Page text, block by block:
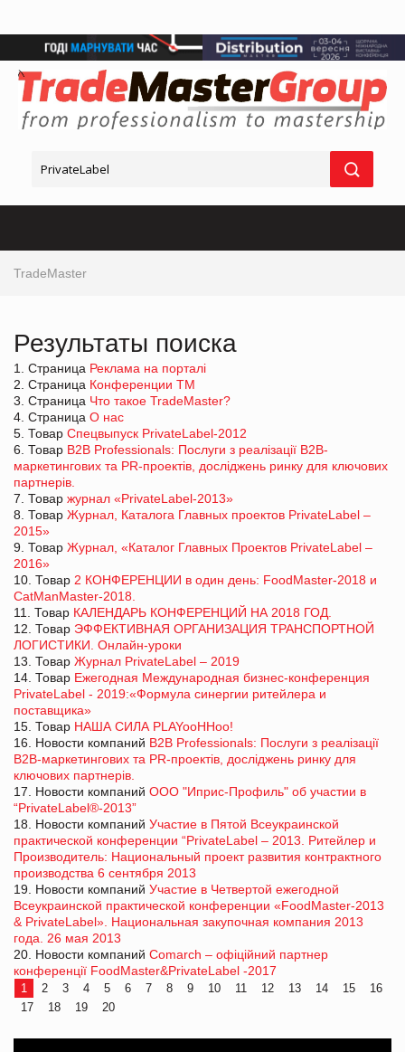
TradeMaster
Результаты поиска
1. Страница Реклама на порталі
2. Страница Конференции ТМ
3. Страница Что такое TradeMaster?
4. Страница О нас
5. Товар Спецвыпуск PrivateLabel-2012
6. Товар B2B Professionals: Послуги з реалізації В2В-
маркетингових та PR-проектів, досліджень ринку для ключових
партнерів.
7. Товар журнал «PrivateLabel-2013»
8. Товар Журнал, Каталога Главных проектов PrivateLabel –
2015»
9. Товар Журнал, «Каталог Главных Проектов PrivateLabel –
2016»
10. Товар 2 КОНФЕРЕНЦИИ в один день: FoodMaster-2018 и
CatManMaster-2018.
11. Товар КАЛЕНДАРЬ КОНФЕРЕНЦИЙ НА 2018 ГОД.
12. Товар ЭФФЕКТИВНАЯ ОРГАНИЗАЦИЯ ТРАНСПОРТНОЙ
ЛОГИСТИКИ. Онлайн-уроки
13. Товар Журнал PrivateLabel – 2019
14. Товар Ежегодная Международная бизнес-конференция
PrivateLabel - 2019:«Формула синергии ритейлера и
поставщика»
15. Товар НАША СИЛА PLAYooHHoo!
16. Новости компаний B2B Professionals: Послуги з реалізації
В2В-маркетингових та PR-проектів, досліджень ринку для
ключових партнерів.
17. Новости компаний ООО "Иприс-Профиль" об участии в
“PrivateLabel®-2013”
18. Новости компаний Участие в Пятой Всеукраинской
практической конференции “PrivateLabel – 2013. Ритейлер и
Производитель: Национальный проект развития контрактного
производства 6 сентября 2013
19. Новости компаний Участие в Четвертой ежегодной
Всеукраинской практической конференции «FoodMaster-2013
& PrivateLabel». Национальная закупочная компания 2013
года. 26 мая 2013
20. Новости компаний Comarch – офіційний партнер
конференції FoodMaster&PrivateLabel -2017
1 2 3 4 5 6 7 8 9 10 11 12 13 14 15
16
17
18 19 20